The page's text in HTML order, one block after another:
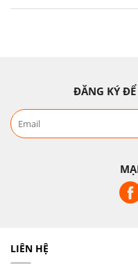
ĐĂNG KÝ
LIÊN HỆ